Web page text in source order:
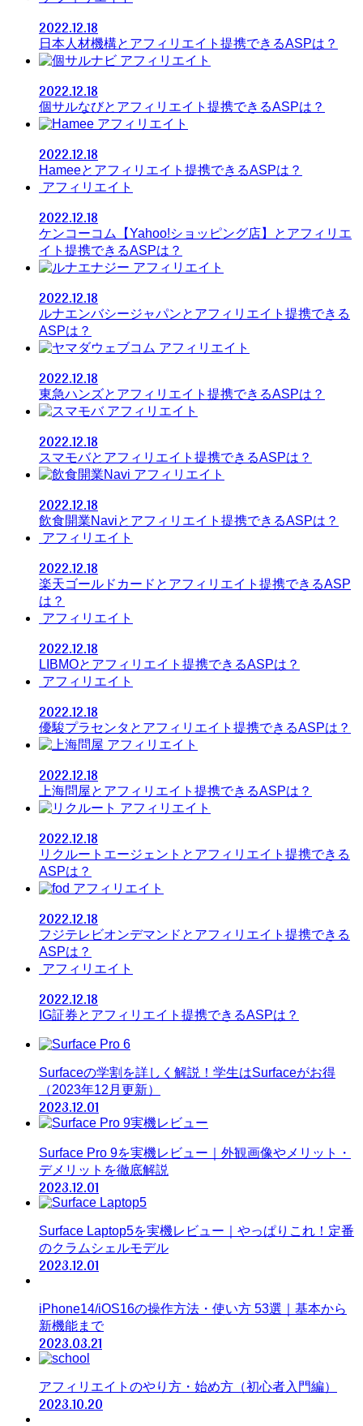
2022.12.18
日本人材機構とアフィリエイト提携できるASPは？
アフィリエイト
2022.12.18
個サルなびとアフィリエイト提携できるASPは？
アフィリエイト
2022.12.18
Hameeとアフィリエイト提携できるASPは？
アフィリエイト
2022.12.18
ケンコーコム【Yahoo!ショッピング店】とアフィリエ
イト提携できるASPは？
アフィリエイト
2022.12.18
ルナエンバシージャパンとアフィリエイト提携できる
ASPは？
アフィリエイト
2022.12.18
東急ハンズとアフィリエイト提携できるASPは？
アフィリエイト
2022.12.18
スマモバとアフィリエイト提携できるASPは？
アフィリエイト
2022.12.18
飲食開業Naviとアフィリエイト提携できるASPは？
アフィリエイト
2022.12.18
楽天ゴールドカードとアフィリエイト提携できるASP
は？
アフィリエイト
2022.12.18
LIBMOとアフィリエイト提携できるASPは？
アフィリエイト
2022.12.18
優駿プラセンタとアフィリエイト提携できるASPは？
アフィリエイト
2022.12.18
上海問屋とアフィリエイト提携できるASPは？
アフィリエイト
2022.12.18
リクルートエージェントとアフィリエイト提携できる
ASPは？
アフィリエイト
2022.12.18
フジテレビオンデマンドとアフィリエイト提携できる
ASPは？
アフィリエイト
2022.12.18
IG証券とアフィリエイト提携できるASPは？
Surfaceの学割を詳しく解説！学生はSurfaceがお得
（2023年12月更新）
2023.12.01
Surface Pro 9を実機レビュー｜外観画像やメリット・
デメリットを徹底解説
2023.12.01
Surface Laptop5を実機レビュー｜やっぱりこれ！定番
のクラムシェルモデル
2023.12.01
iPhone14/iOS16の操作方法・使い方 53選｜基本から
新機能まで
2023.03.21
アフィリエイトのやり方・始め方（初心者入門編）
2023.10.20